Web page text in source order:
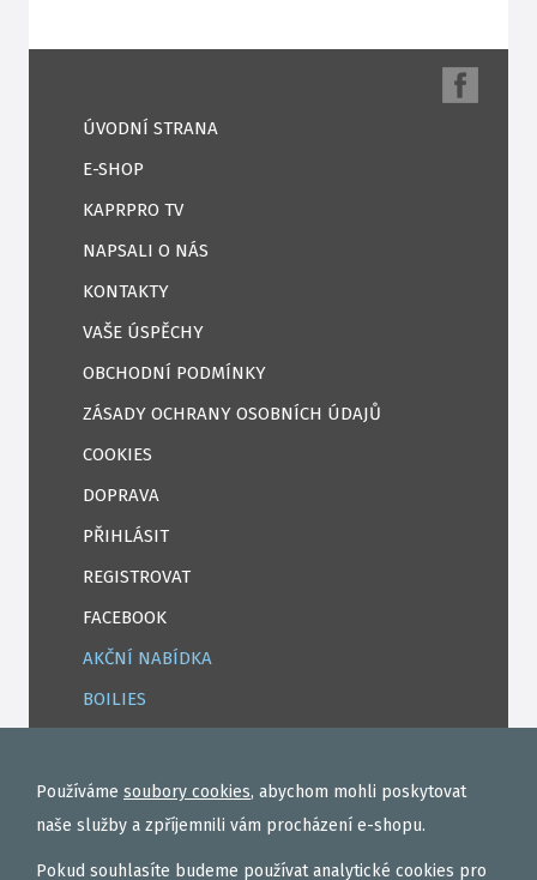
ÚVODNÍ STRANA
E-SHOP
KAPRPRO TV
NAPSALI O NÁS
KONTAKTY
VAŠE ÚSPĚCHY
OBCHODNÍ PODMÍNKY
ZÁSADY OCHRANY OSOBNÍCH ÚDAJŮ
COOKIES
DOPRAVA
PŘIHLÁSIT
REGISTROVAT
FACEBOOK
AKČNÍ NABÍDKA
BOILIES
TEKUTÉ
OBALOVAČKY
VAŘENÝ PARTIKL
Používáme soubory cookies, abychom mohli poskytovat
naše služby a zpříjemnili vám procházení e-shopu.
Pokud souhlasíte budeme používat analytické cookies pro